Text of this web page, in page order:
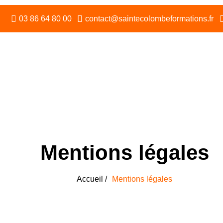
Panneau de gestion des cookies
03 86 64 80 00
contact@saintecolombeformations.fr
Mentions légales
Accueil / Mentions légales